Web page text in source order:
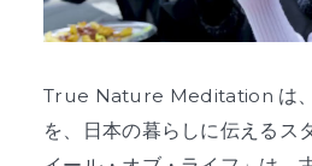
True Nature Meditation は
を、日本の暮らしに伝えるス